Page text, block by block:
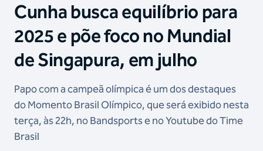
Cunha busca equilíbrio para
2025 e põe foco no Mundial
de Singapura, em julho
Papo com a campeã olímpica é um dos destaques
do Momento Brasil Olímpico, que será exibido nesta
terça, às 22h, no Bandsports e no Youtube do Time
Brasil